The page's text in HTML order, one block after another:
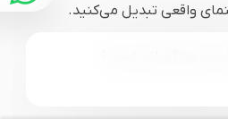
واقعی تبدیل می‌کنید.
خانگی با بودجه محدود